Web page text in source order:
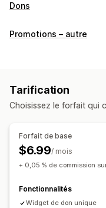
Dons
Type d’organisation
Gestion des dons
Montant arrondi
Multilingue
Partage
Analyses de données
Personnalisation
Pages de destination
Promotions – autre
Tarification
Choisissez le forfait qui
Forfait de base
$6.99/ mois
+ 0,05 % de commission
Fonctionnalités
Widget de don unique